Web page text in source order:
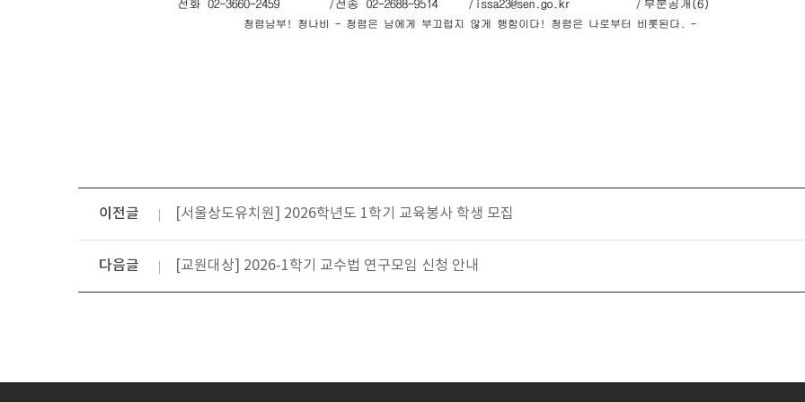
이전글 [서울상도유치원] 2026학년도 1학기 교육봉사 학생 모집
다음글 [교원대상] 2026-1학기 교수법 연구모임 신청 안내